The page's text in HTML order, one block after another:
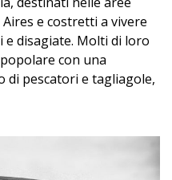
e costretti a vivere
e disagiate. Molti di loro
con una
di pescatori e tagliagole,